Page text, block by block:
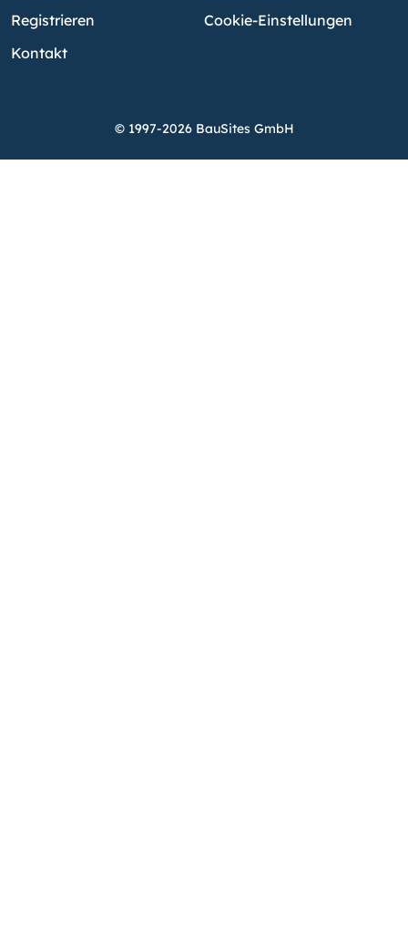
Registrieren
Kontakt
Cookie-Einstellungen
© 1997-2026 BauSites GmbH